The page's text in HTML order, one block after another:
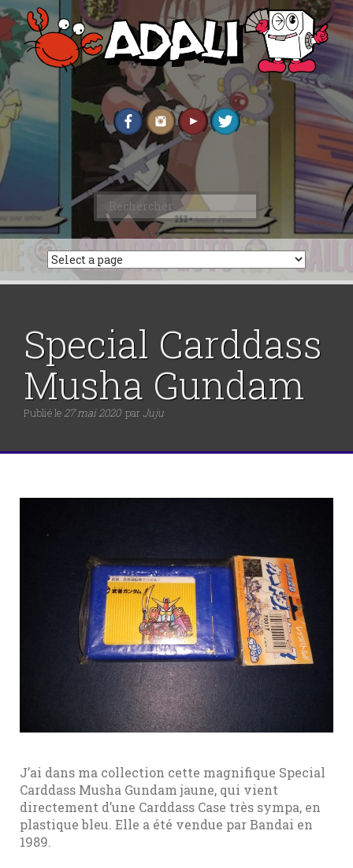
Rechercher :
Special Carddass
Musha Gundam
Publié le 27 mai 2020 parJuju
J’ai dans ma collection cette magnifique Special
Carddass Musha Gundam jaune, qui vient
directement d’une Carddass Case très sympa, en
plastique bleu. Elle a été vendue par Bandai en
1989.